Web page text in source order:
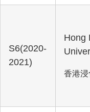
S6(2020-
2021)
Hong
香港